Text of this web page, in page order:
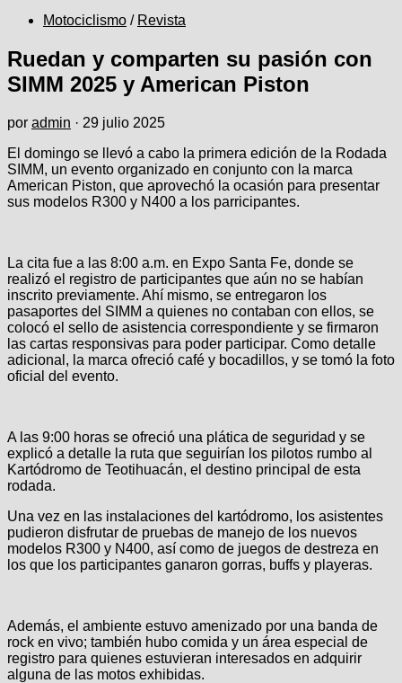
Motociclismo / Revista
Ruedan y comparten su pasión con
SIMM 2025 y American Piston
por admin · 29 julio 2025
El domingo se llevó a cabo la primera edición de la Rodada
SIMM, un evento organizado en conjunto con la marca
American Piston, que aprovechó la ocasión para presentar
sus modelos R300 y N400 a los parricipantes.
La cita fue a las 8:00 a.m. en Expo Santa Fe, donde se
realizó el registro de participantes que aún no se habían
inscrito previamente. Ahí mismo, se entregaron los
pasaportes del SIMM a quienes no contaban con ellos, se
colocó el sello de asistencia correspondiente y se firmaron
las cartas responsivas para poder participar. Como detalle
adicional, la marca ofreció café y bocadillos, y se tomó la foto
oficial del evento.
A las 9:00 horas se ofreció una plática de seguridad y se
explicó a detalle la ruta que seguirían los pilotos rumbo al
Kartódromo de Teotihuacán, el destino principal de esta
rodada.
Una vez en las instalaciones del kartódromo, los asistentes
pudieron disfrutar de pruebas de manejo de los nuevos
modelos R300 y N400, así como de juegos de destreza en
los que los participantes ganaron gorras, buffs y playeras.
Además, el ambiente estuvo amenizado por una banda de
rock en vivo; también hubo comida y un área especial de
registro para quienes estuvieran interesados en adquirir
alguna de las motos exhibidas.